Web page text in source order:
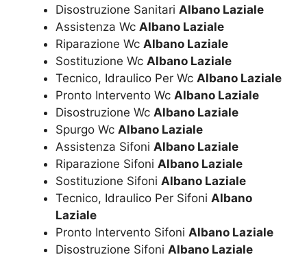
Disostruzione Sanitari Albano Laziale
Assistenza Wc Albano Laziale
Riparazione Wc Albano Laziale
Sostituzione Wc Albano Laziale
Tecnico, Idraulico Per Wc Albano Laziale
Pronto Intervento Wc Albano Laziale
Disostruzione Wc Albano Laziale
Spurgo Wc Albano Laziale
Assistenza Sifoni Albano Laziale
Riparazione Sifoni Albano Laziale
Sostituzione Sifoni Albano Laziale
Tecnico, Idraulico Per Sifoni Albano
Laziale
Pronto Intervento Sifoni Albano Laziale
Disostruzione Sifoni Albano Laziale